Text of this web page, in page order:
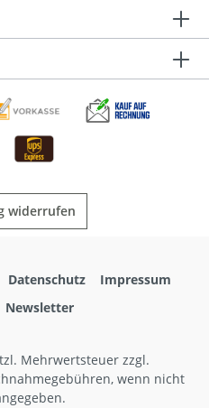
widerrufen
Datenschutz
Impressum
Newsletter
Mehrwertsteuer zzgl.
wenn nicht